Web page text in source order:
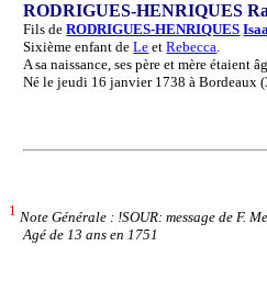
RODRIGUES-HENRIQUES
Fils deRODRIGUES-HENRIQUES
Sixième enfant deLe etRebecca.
A sa naissance, ses père et mère étaient
Né le jeudi 16 janvier 1738 à Bordeaux
1 Note Générale : !SOUR: message de F.
Agé de 13 ans en 1751